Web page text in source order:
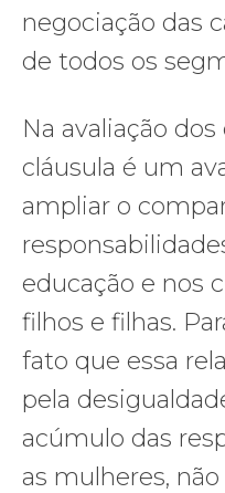
negociação das
de todos os
Na avaliação
cláusula é um
ampliar o
educação e nos
filhos e filhas.
fato que essa
pela
acúmulo das
as mulheres,